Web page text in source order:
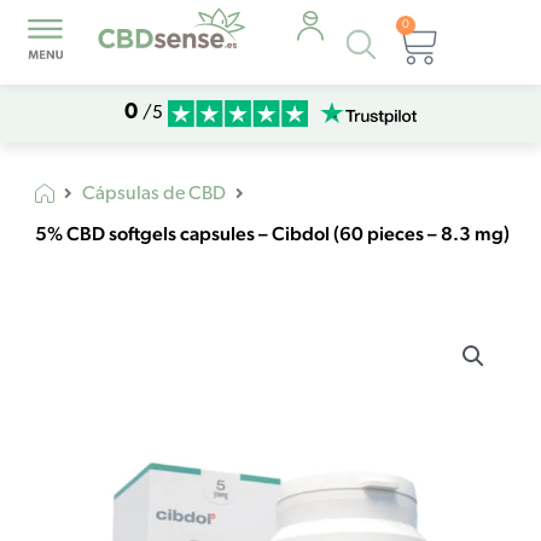
Búsqueda
de
0
Carrito
0 /5
Cápsulas de CBD
5% CBD softgels capsules – Cibdol (60 pieces – 8.3 mg)